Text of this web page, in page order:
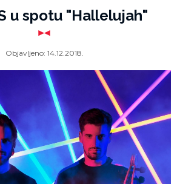
u spotu "Hallelujah"
Objavljeno: 14.12.2018.